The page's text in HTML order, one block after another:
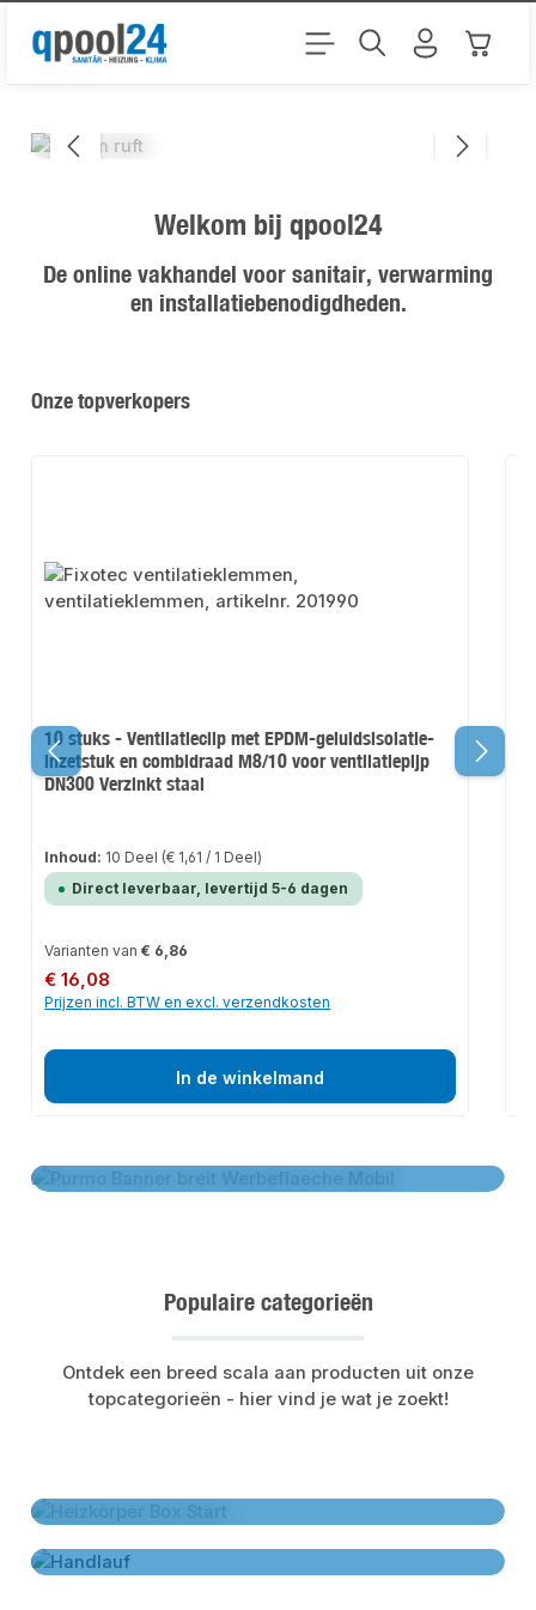
Ga naar de hoofdinhoud
Afbeeldingengalerij overslaan
De tuin roept! Ontdek ons tuinassortiment!
De tuin roept! Ontdek
ons tuinassortiment!
Welkom bij qpool24
De online vakhandel voor sanitair, verwarming
en installatiebenodigdheden.
Productgalerij overslaan
Onze topverkopers
10 stuks - Ventilatieclip met EPDM-geluidsisolatie-
inzetstuk en combidraad M8/10 voor ventilatiepijp
DN300 Verzinkt staal
Inhoud: 10 Deel (€ 1,61 / 1 Deel)
Direct leverbaar, levertijd 5-6 dagen
Varianten van € 6,86
Normale prijs:
€ 16,08
Prijzen incl. BTW en excl. verzendkosten
In de winkelmand
Ontdek het assortiment radiatoren van Purmo
Populaire categorieën
Ontdek een breed scala aan producten uit onze
topcategorieën - hier vind je wat je zoekt!
Ontdek het assortiment radiatoren
Extractoren voor kleine ruimtes – nu kopen